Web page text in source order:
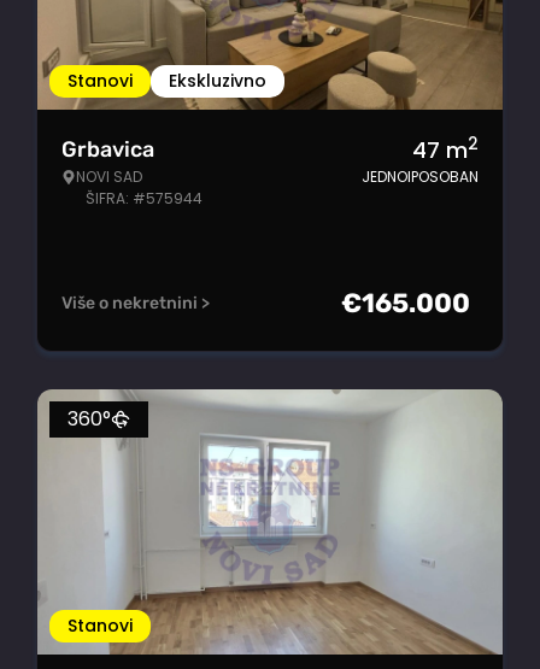
Stanovi Ekskluzivno
Grbavica
NOVI SAD
ŠIFRA: #575944
47 m2
JEDNOIPOSOBAN
Više o nekretnini > €165.000
Stanovi
360°